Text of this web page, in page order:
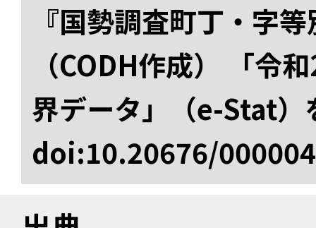
『国勢調査町丁・字
（CODH作成） 「令
界データ」（e-Stat）
doi:10.20676/